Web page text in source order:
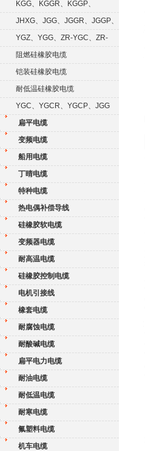
YGCRP
KGG、KGGR、KGGP、
KGGRP
JHXG、JGG、JGGR、JGGP、
JGGFYGZ、YGG、ZR-YGC、ZR-
KGG阻燃硅橡胶电缆
铠装硅橡胶电缆
耐低温硅橡胶电缆
YGC、YGCR、YGCP、JGG
扁平电缆
变频电缆
船用电缆
丁晴电缆
特种电缆
热电偶补偿导线
硅橡胶软电缆
变频器电缆
耐高温电缆
硅橡胶控制电缆
电机引接线
橡套电缆
耐腐蚀电缆
耐酸碱电缆
扁平电力电缆
耐油电缆
耐低温电缆
耐寒电缆
氟塑料电缆
机车电缆